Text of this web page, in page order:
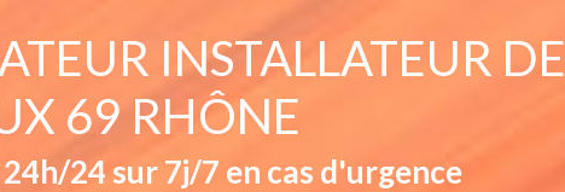
INSTALLATEUR DE
69 RHÔNE
24 sur 7j/7 en cas d'urgence